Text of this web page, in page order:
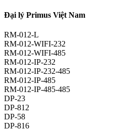
Đại lý Primus Việt Nam
RM-012-L
RM-012-WIFI-232
RM-012-WIFI-485
RM-012-IP-232
RM-012-IP-232-485
RM-012-IP-485
RM-012-IP-485-485
DP-23
DP-812
DP-58
DP-816